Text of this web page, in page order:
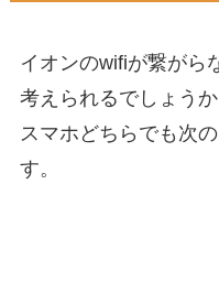
イオンのwifiが繋がら
考えられるでしょう
スマホどちらでも次
す。